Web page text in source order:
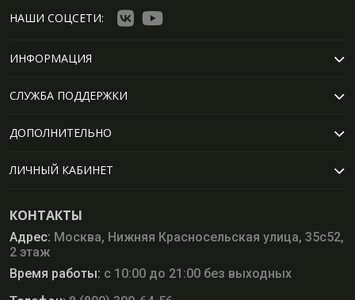
НАШИ СОЦСЕТИ:
ИНФОРМАЦИЯ
СЛУЖБА ПОДДЕРЖКИ
ДОПОЛНИТЕЛЬНО
ЛИЧНЫЙ КАБИНЕТ
КОНТАКТЫ
Адрес: Москва, Нижняя Красносельская улица, 35с52,
2 этаж
Время работы: с 10:00 до 21:00 без выходных